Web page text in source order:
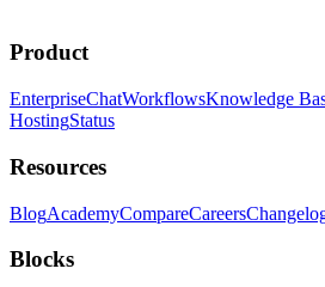
Product
EnterpriseChatWorkflowsKnowledge
HostingStatus
Resources
BlogAcademyCompareCareers
Blocks